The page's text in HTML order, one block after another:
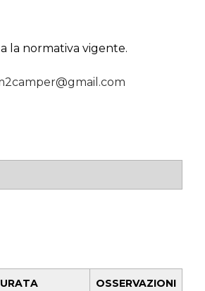
la normativa vigente.
OSSERVAZIONI